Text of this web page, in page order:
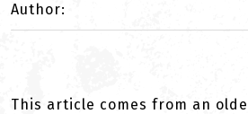
Author:
This article comes from an